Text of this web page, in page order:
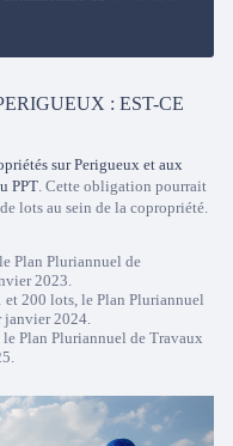
: EST-CE
sur Perigueux et aux
PPT. Cette obligation pourrait
lots au sein de la copropriété.
Plan Pluriannuel de
2023.
et 200 lots, le Plan Pluriannuel
janvier 2024.
Plan Pluriannuel de Travaux